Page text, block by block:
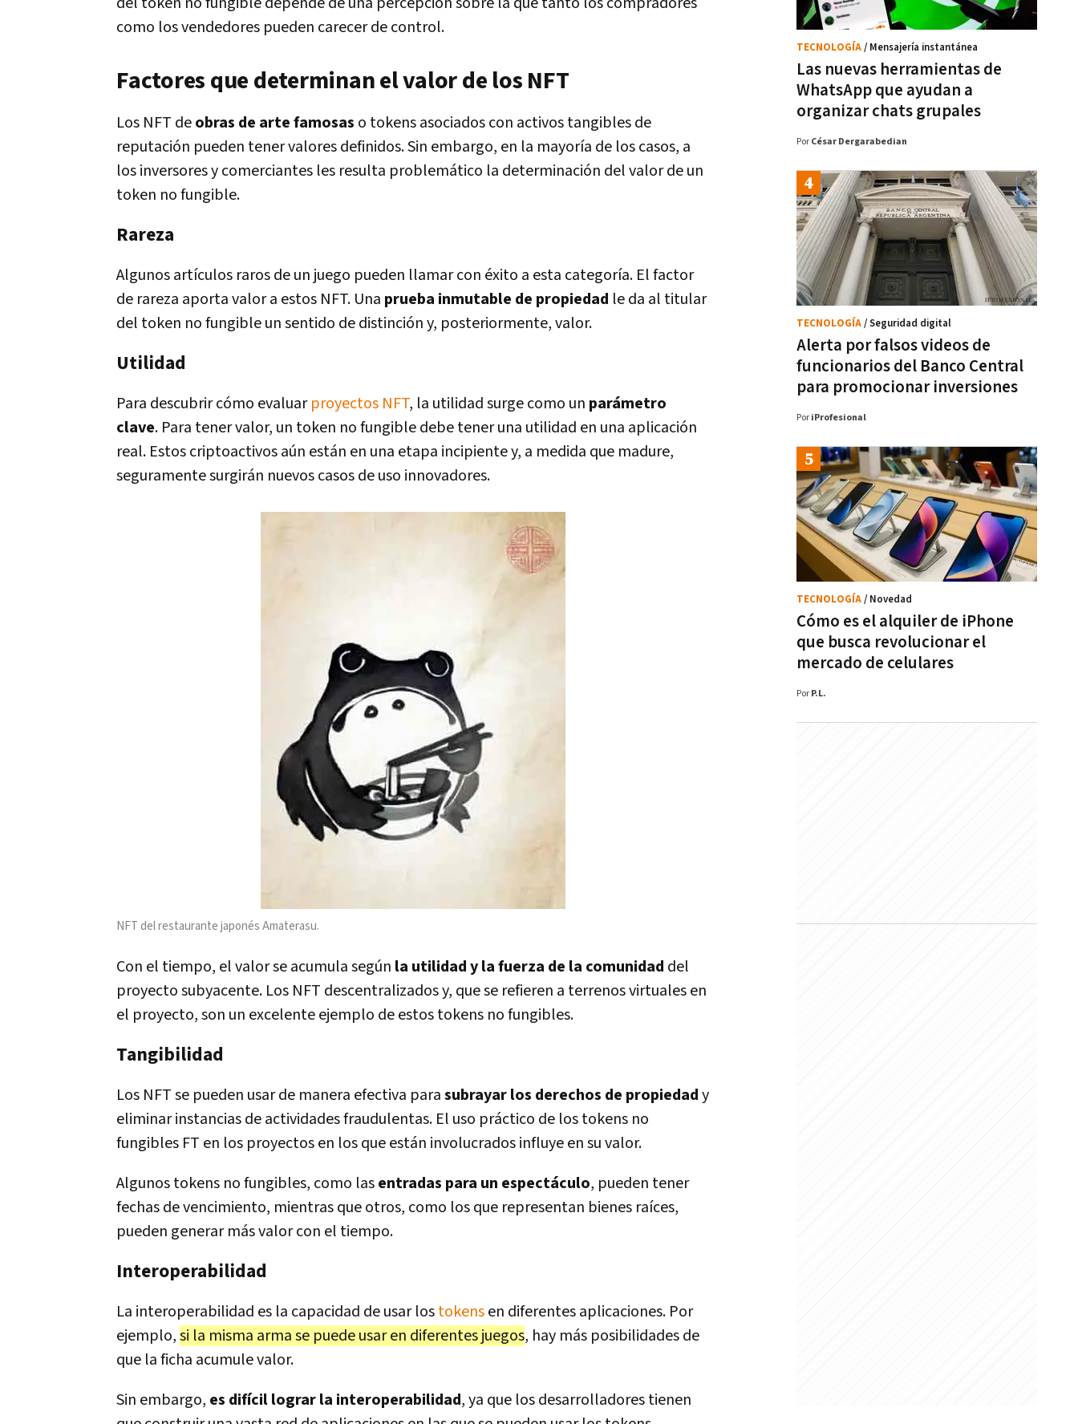
como los vendedores pueden carecer de control.
Factores que determinan el valor de los NFT
Los NFT deobras de arte famosas o tokens asociados con activos tangibles de
reputación pueden tener valores definidos. Sin embargo, en la mayoría de los casos, a
los inversores y comerciantes les resulta problemático la determinación del valor de un
token no fungible.
Rareza
Algunos artículos raros de un juego pueden llamar con éxito a esta categoría. El factor
de rareza aporta valor a estos NFT. Una prueba inmutable de propiedad le da al titular
del token no fungible un sentido de distinción y, posteriormente, valor.
Utilidad
Para descubrir cómo evaluarproyectos NFT, la utilidad surge como un parámetro
clave. Para tener valor, un token no fungible debe tener una utilidad en una aplicación
real. Estos criptoactivos aún están en una etapa incipiente y, a medida que madure,
seguramente surgirán nuevos casos de uso innovadores.
NFT del restaurante japonés Amaterasu.
Con el tiempo, el valor se acumula según la utilidad y la fuerza de la comunidad del
proyecto subyacente. Los NFT descentralizados y, que se refieren a terrenos virtuales en
el proyecto, son un excelente ejemplo de estos tokens no fungibles.
Tangibilidad
Los NFT se pueden usar de manera efectiva parasubrayar los derechos de propiedady
eliminar instancias de actividades fraudulentas. El uso práctico de los tokens no
fungibles FT en los proyectos en los que están involucrados influye en su valor.
Algunos tokens no fungibles, como lasentradas para un espectáculo, pueden tener
fechas de vencimiento, mientras que otros, como los que representan bienes raíces,
pueden generar más valor con el tiempo.
Interoperabilidad
La interoperabilidad es la capacidad de usar lostokensen diferentes aplicaciones. Por
ejemplo,si la misma arma se puede usar en diferentes juegos, hay más posibilidades de
que la ficha acumule valor.
Sin embargo, es difícil lograr la interoperabilidad, ya que los desarrolladores tienen
Las nuevas herramientas de
WhatsApp que ayudan a
organizar chats grupales
TECNOLOGÍA/ Mensajería instantánea
Por César Dergarabedian
Alerta por falsos videos de
funcionarios del Banco Central
para promocionar inversiones
TECNOLOGÍA/ Seguridad digital
Por iProfesional
Cómo es el alquiler de iPhone
que busca revolucionar el
mercado de celulares
TECNOLOGÍA/ Novedad
Por P.L.